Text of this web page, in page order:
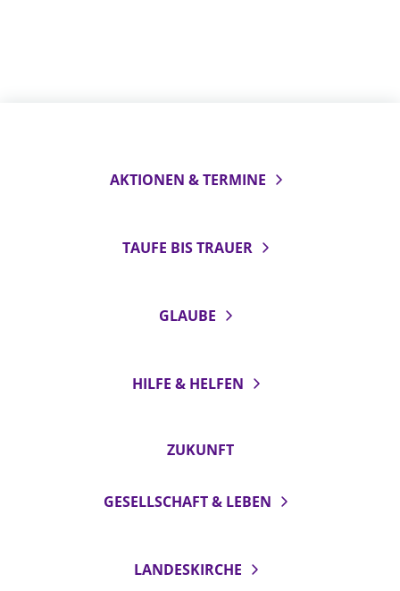
AKTIONEN & TERMINE
TAUFE BIS TRAUER
GLAUBE
HILFE & HELFEN
ZUKUNFT
GESELLSCHAFT & LEBEN
LANDESKIRCHE
Personalausschuss